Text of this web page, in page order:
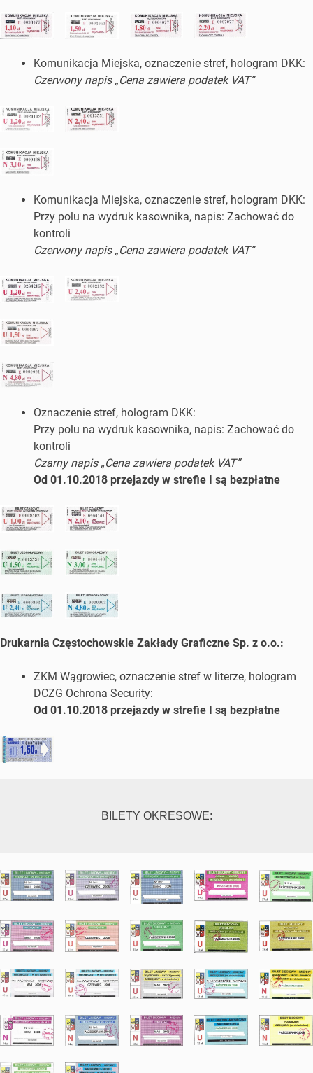
Komunikacja Miejska, oznaczenie stref, hologram DKK:
Czerwony napis „Cena zawiera podatek VAT”
Komunikacja Miejska, oznaczenie stref, hologram DKK:
Przy polu na wydruk kasownika, napis: Zachować do
kontroli
Czerwony napis „Cena zawiera podatek VAT”
Oznaczenie stref, hologram DKK:
Przy polu na wydruk kasownika, napis: Zachować do
kontroli
Czarny napis „Cena zawiera podatek VAT”
Od 01.10.2018 przejazdy w strefie I są bezpłatne
Drukarnia Częstochowskie Zakłady Graficzne Sp. z o.o.:
ZKM Wągrowiec, oznaczenie stref w literze, hologram
DCZG Ochrona Security:
Od 01.10.2018 przejazdy w strefie I są bezpłatne
BILETY OKRESOWE: